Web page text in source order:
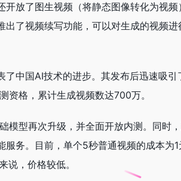
放了图生视频（将静态图像转化为视频
了视频续写功能，可以对生成的视频进
中国AI技术的进步。其发布后迅速吸引
格，累计生成视频数达700万。
模型再次升级，并全面开放内测。同时
务。目前，单个5秒普通视频的成本为1
，价格较低。